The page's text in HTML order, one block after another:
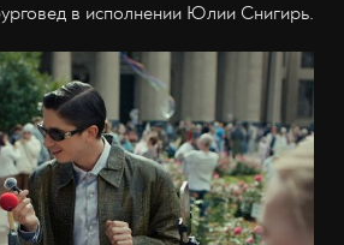
в исполнении Юлии Снигирь.